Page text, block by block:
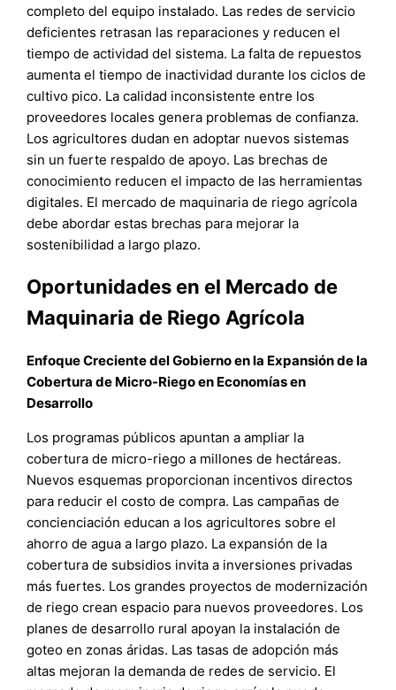
completo del equipo instalado. Las redes de servicio
deficientes retrasan las reparaciones y reducen el
tiempo de actividad del sistema. La falta de repuestos
aumenta el tiempo de inactividad durante los ciclos de
cultivo pico. La calidad inconsistente entre los
proveedores locales genera problemas de confianza.
Los agricultores dudan en adoptar nuevos sistemas
sin un fuerte respaldo de apoyo. Las brechas de
conocimiento reducen el impacto de las herramientas
digitales. El mercado de maquinaria de riego agrícola
debe abordar estas brechas para mejorar la
sostenibilidad a largo plazo.
Oportunidades en el Mercado de
Maquinaria de Riego Agrícola
Enfoque Creciente del Gobierno en la Expansión de la
Cobertura de Micro-Riego en Economías en
Desarrollo
Los programas públicos apuntan a ampliar la
cobertura de micro-riego a millones de hectáreas.
Nuevos esquemas proporcionan incentivos directos
para reducir el costo de compra. Las campañas de
concienciación educan a los agricultores sobre el
ahorro de agua a largo plazo. La expansión de la
cobertura de subsidios invita a inversiones privadas
más fuertes. Los grandes proyectos de modernización
de riego crean espacio para nuevos proveedores. Los
planes de desarrollo rural apoyan la instalación de
goteo en zonas áridas. Las tasas de adopción más
altas mejoran la demanda de redes de servicio. El